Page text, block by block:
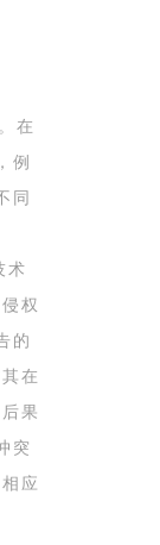
在
例
同
术
权
的
在
果
突
应